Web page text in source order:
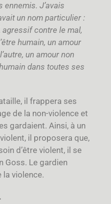
ennemis. J’avais
un nom particulier :
agressif contre le mal,
humain, un amour
un amour non
dans toutes ses
il frappera ses
de la non-violence et
gardaient. Ainsi, à un
il proposera que,
d’être violent, il se
Goss. Le gardien
la violence.